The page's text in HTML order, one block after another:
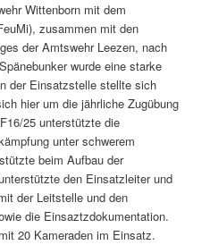
Wittenborn mit dem
zusammen mit den
der Amtswehr Leezen, nach
wurde eine starke
der Einsatzstelle stellte sich
hier um die jährliche Zugübung
25 unterstützte die
unter schwerem
beim Aufbau der
den Einsatzleiter und
der Leitstelle und den
die Einsaztzdokumentation.
20 Kameraden im Einsatz.